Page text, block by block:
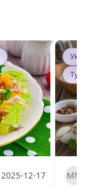
2025-12-17 ММ